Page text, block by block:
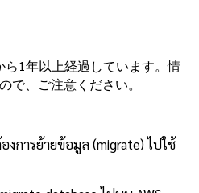
ら1年以上経過しています。情
で、ご注意ください。
การย้ายข้อมูล (migrate) ไปใช้